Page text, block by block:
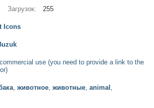
Загрузок: 255
Icons
use (you need to provide a link to the
, животное, животные, animal ,